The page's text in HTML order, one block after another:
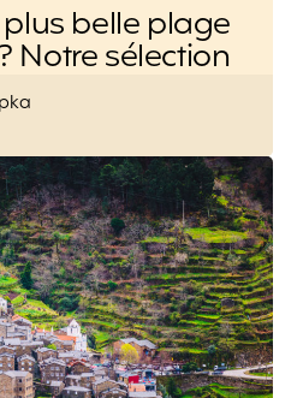
belle plage
Notre sélection